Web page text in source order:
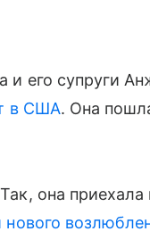
и его супруги
в США. Она
она приехала
нового